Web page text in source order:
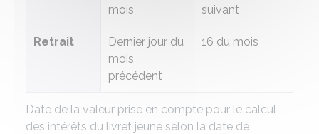
Date de la valeur prise en compte pour le calcul
des intérêts du livret jeune selon la date de
mois
suivant
Retrait
Dernier jour du
mois
précédent
16 du mois